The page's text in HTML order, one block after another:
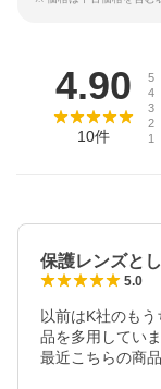
4.90
10件
5
4
3
2
1
保護レンズと
5.0
以前はK社のも
品を多用していま
最近こちらの商